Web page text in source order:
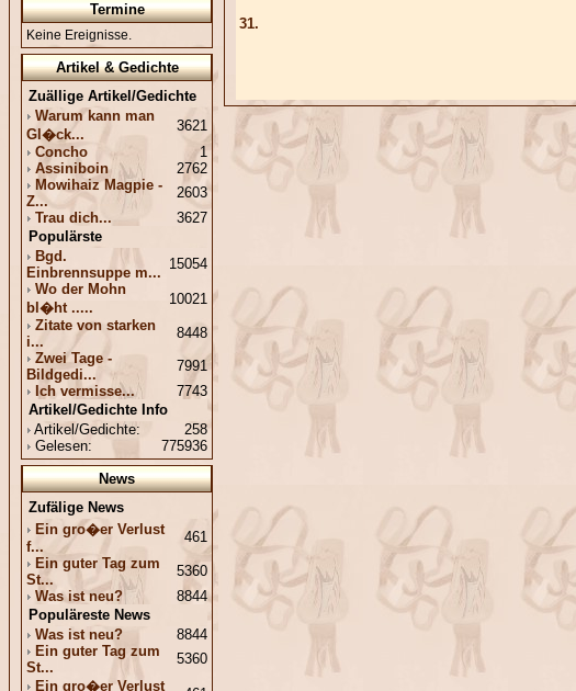
Termine
Keine Ereignisse.
Artikel & Gedichte
Zuällige Artikel/Gedichte
Warum kann man
Gl�ck...
3621
Concho
1
Assiniboin
2762
Mowihaiz Magpie -
Z...
2603
Trau dich...
3627
Populärste
Bgd.
Einbrennsuppe m...
15054
Wo der Mohn
bl�ht .....
10021
Zitate von starken
i...
8448
Zwei Tage -
Bildgedi...
7991
Ich vermisse...
7743
Artikel/Gedichte Info
Artikel/Gedichte:
258
Gelesen:
775936
News
Zufälige News
Ein gro�er Verlust
f...
461
Ein guter Tag zum
St...
5360
Was ist neu?
8844
Populäreste News
Was ist neu?
8844
Ein guter Tag zum
St...
5360
Ein gro�er Verlust
31.